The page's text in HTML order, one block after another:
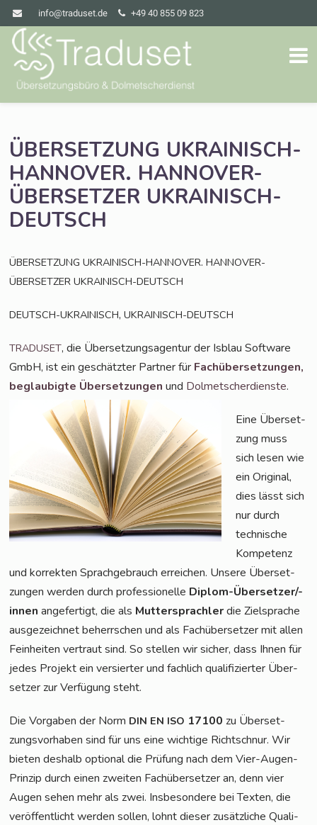
info@traduset.de +49 40 855 09 823
ÜBERSETZUNG UKRAINISCH-
HANNOVER. HANNOVER-
ÜBERSETZER UKRAINISCH-
DEUTSCH
ÜBERSETZUNG UKRAINISCH-HANNOVER.HANNOVER-
ÜBERSETZER UKRAINISCH-DEUTSCH
DEUTSCH-UKRAINISCH,UKRAINISCH-DEUTSCH
TRADUSET, die Über­set­zungs­agen­tur der Isblau Soft­ware
GmbH, ist ein geschätz­ter Part­ner für Fach­über­set­zun­gen,
beglau­big­te Über­set­zun­gen und Dol­met­scher­diens­te.
Eine Über­set­
zung muss
sich lesen wie
ein Ori­gi­nal,
dies lässt sich
nur durch
tech­ni­sche
Kom­pe­tenz
und kor­rek­ten Sprach­ge­brauch errei­chen. Unse­re Über­set­
zun­gen wer­den durch pro­fes­sio­nel­le Diplom-Über­set­zer/-
innen ange­fer­tigt, die als Mut­ter­sprach­lerdie Ziel­spra­che
aus­ge­zeich­net beherr­schen und als Fach­über­set­zer mit allen
Fein­hei­ten ver­traut sind. So stel­len wir sicher, dass Ihnen für
jedes Pro­jekt ein ver­sier­ter und fach­lich qua­li­fi­zier­ter Über­
set­zer zur Ver­fü­gung steht.
Die Vor­ga­ben der Norm DIN EN ISO 17100 zu Über­set­
zungs­vor­ha­ben sind für uns eine wich­ti­ge Richt­schnur. Wir
bie­ten des­halb optio­nal die Prü­fung nach dem Vier-Augen-
Prin­zip durch einen zwei­ten Fach­über­set­zer an, denn vier
Augen sehen mehr als zwei. Ins­be­son­de­re bei Tex­ten, die
ver­öf­fent­licht wer­den sol­len, lohnt die­ser zusätz­li­che Qua­li­